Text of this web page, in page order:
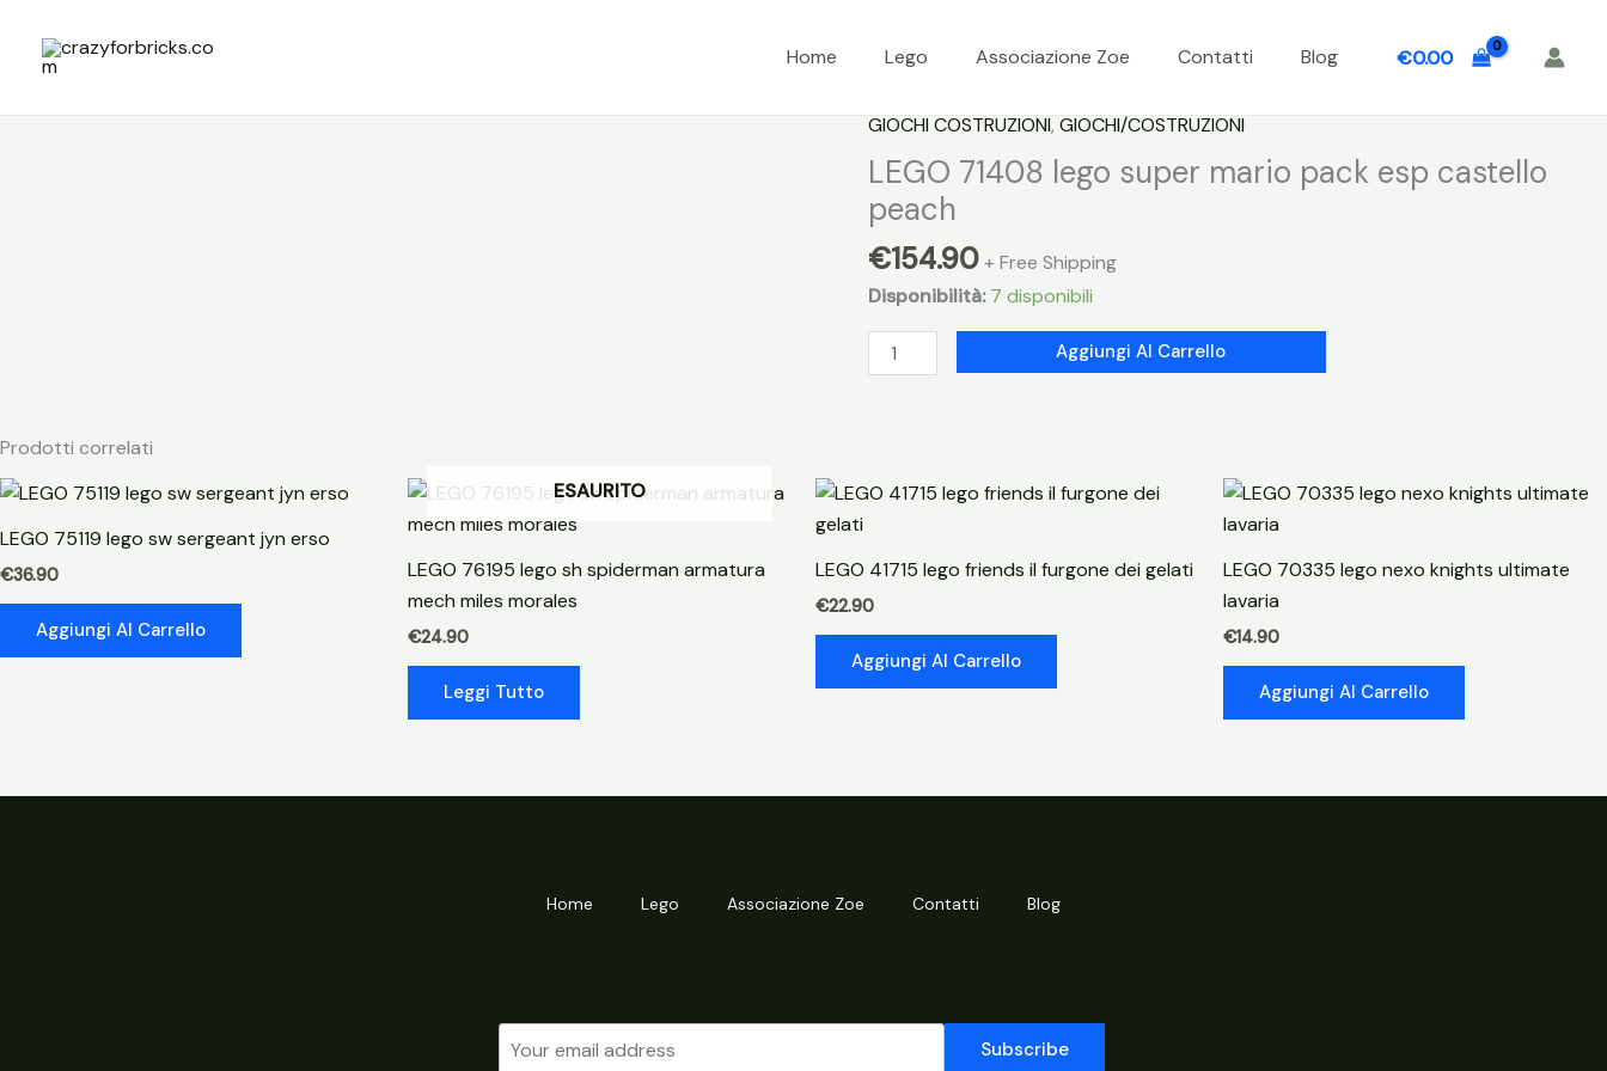
contenuto
Home Lego Associazione Zoe Contatti Blog €0.00
GIOCHI COSTRUZIONI, GIOCHI/COSTRUZIONI
LEGO 71408 lego super mario pack esp castello
peach
€154.90 + Free Shipping
Disponibilità: 7 disponibili
LEGO
71408
pack
castello
peach
Aggiungi Al Carrello
Prodotti correlati
LEGO 75119 lego sw sergeant jyn erso
€36.90
Aggiungi Al Carrello
ESAURITO
LEGO 76195 lego sh spiderman armatura
mech miles morales
€24.90
Leggi Tutto
LEGO 41715 lego friends il furgone dei gelati
€22.90
Aggiungi Al Carrello
LEGO 70335 lego nexo knights ultimate
lavaria
€14.90
Aggiungi Al Carrello
Home Lego Associazione Zoe Contatti Blog
Subscribe